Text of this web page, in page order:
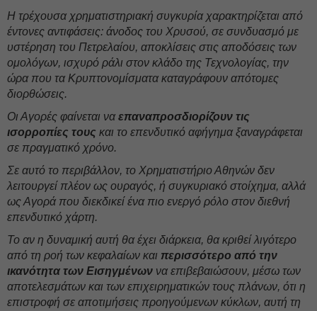
Η τρέχουσα χρηματιστηριακή συγκυρία χαρακτηρίζεται από
έντονες αντιφάσεις: άνοδος του Χρυσού, σε συνδυασμό με
υστέρηση του Πετρελαίου, αποκλίσεις στις αποδόσεις των
ομολόγων, ισχυρό ράλι στον κλάδο της Τεχνολογίας, την
ώρα που τα Κρυπτονομίσματα καταγράφουν απότομες
διορθώσεις.
Οι Αγορές φαίνεται να επαναπροσδιορίζουν τις
ισορροπίες τους και το επενδυτικό αφήγημα ξαναγράφεται
σε πραγματικό χρόνο.
Σε αυτό το περιβάλλον, το Χρηματιστήριο Αθηνών δεν
λειτουργεί πλέον ως ουραγός, ή συγκυριακό στοίχημα, αλλά
ως Αγορά που διεκδικεί ένα πιο ενεργό ρόλο στον διεθνή
επενδυτικό χάρτη.
Το αν η δυναμική αυτή θα έχει διάρκεια, θα κριθεί λιγότερο
από τη ροή των κεφαλαίων και περισσότερο από την
ικανότητα των Εισηγμένων να επιβεβαιώσουν, μέσω των
αποτελεσμάτων και των επιχειρηματικών τους πλάνων, ότι η
επιστροφή σε αποτιμήσεις προηγούμενων κύκλων, αυτή τη